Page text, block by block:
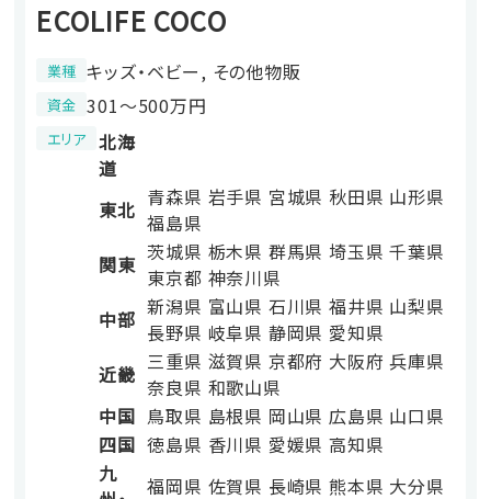
ECOLIFE COCO
業種 キッズ・ベビー, その他物販
資金 301〜500万円
エリア
北海
道
東北 青森県 岩手県 宮城県 秋田県 山形県
福島県
関東 茨城県 栃木県 群馬県 埼玉県 千葉県
東京都 神奈川県
中部 新潟県 富山県 石川県 福井県 山梨県
長野県 岐阜県 静岡県 愛知県
近畿 三重県 滋賀県 京都府 大阪府 兵庫県
奈良県 和歌山県
中国 鳥取県 島根県 岡山県 広島県 山口県
四国 徳島県 香川県 愛媛県 高知県
九
福岡県 佐賀県 長崎県 熊本県 大分県